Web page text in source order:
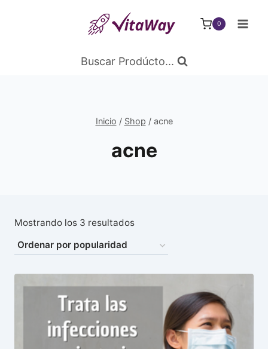
0
Buscar Prodúcto...
Inicio / Shop / acne
acne
Mostrando los 3 resultadosOrdenado
popularidad